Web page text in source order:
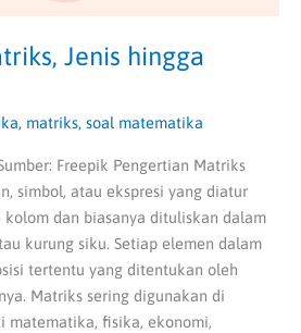
Jenis hingga
, matriks, soal matematika
Freepik Pengertian Matriks
simbol, atau ekspresi yang diatur
dan biasanya dituliskan dalam
kurung siku. Setiap elemen dalam
tertentu yang ditentukan oleh
Matriks sering digunakan di
matematika, fisika, ekonomi,